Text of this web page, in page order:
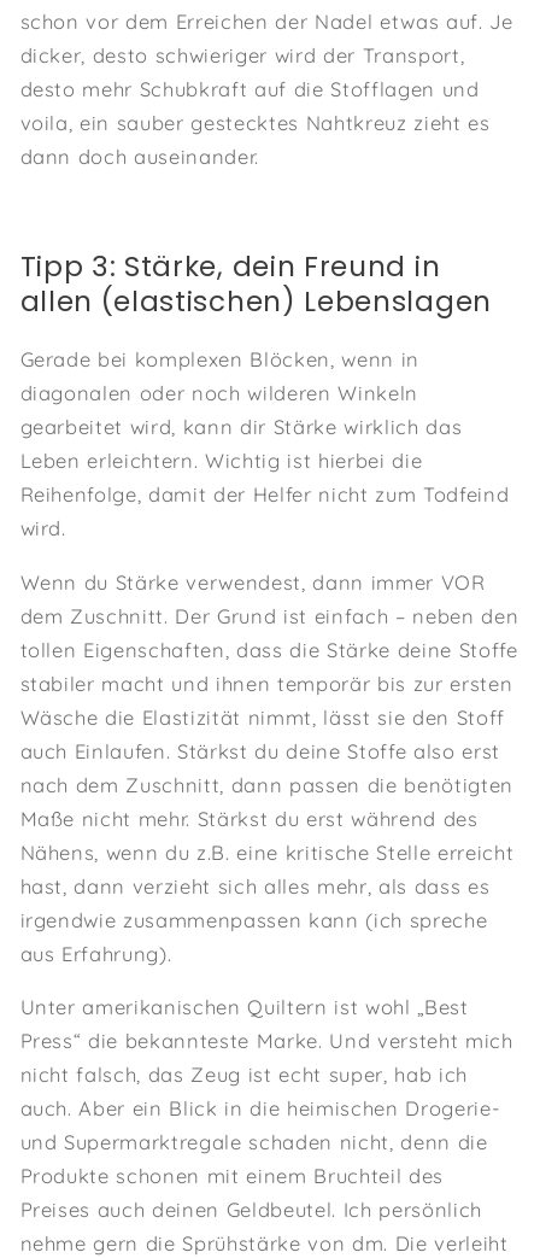
schon vor dem Erreichen der Nadel etwas auf. Je
dicker, desto schwieriger wird der Transport,
desto mehr Schubkraft auf die Stofflagen und
voila, ein sauber gestecktes Nahtkreuz zieht es
dann doch auseinander.
Tipp 3: Stärke, dein Freund in
allen (elastischen) Lebenslagen
Gerade bei komplexen Blöcken, wenn in
diagonalen oder noch wilderen Winkeln
gearbeitet wird, kann dir Stärke wirklich das
Leben erleichtern. Wichtig ist hierbei die
Reihenfolge, damit der Helfer nicht zum Todfeind
wird.
Wenn du Stärke verwendest, dann immer VOR
dem Zuschnitt. Der Grund ist einfach – neben den
tollen Eigenschaften, dass die Stärke deine Stoffe
stabiler macht und ihnen temporär bis zur ersten
Wäsche die Elastizität nimmt, lässt sie den Stoff
auch Einlaufen. Stärkst du deine Stoffe also erst
nach dem Zuschnitt, dann passen die benötigten
Maße nicht mehr. Stärkst du erst während des
Nähens, wenn du z.B. eine kritische Stelle erreicht
hast, dann verzieht sich alles mehr, als dass es
irgendwie zusammenpassen kann (ich spreche
aus Erfahrung).
Unter amerikanischen Quiltern ist wohl „Best
Press“ die bekannteste Marke. Und versteht mich
nicht falsch, das Zeug ist echt super, hab ich
auch. Aber ein Blick in die heimischen Drogerie-
und Supermarktregale schaden nicht, denn die
Produkte schonen mit einem Bruchteil des
Preises auch deinen Geldbeutel. Ich persönlich
nehme gern die Sprühstärke von dm. Die verleiht